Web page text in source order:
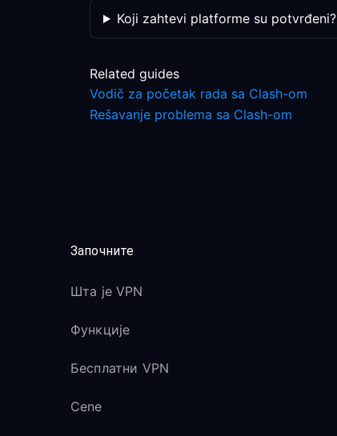
Koji zahtevi platforme su potvrđeni?
Related guides
Vodič za početak rada sa Clash-om
Rešavanje problema sa Clash-om
Започните
Шта је VPN
Функције
Бесплатни VPN
Cene